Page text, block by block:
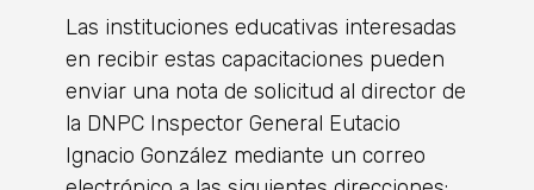
Las instituciones educativas interesadas
en recibir estas capacitaciones pueden
enviar una nota de solicitud al director de
la DNPC Inspector General Eutacio
Ignacio González mediante un correo